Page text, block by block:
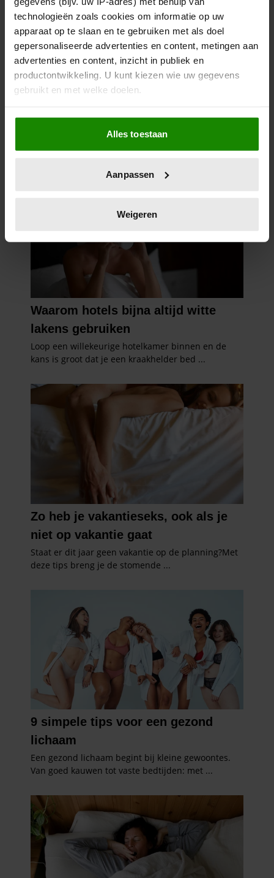
technologieën zoals cookies om informatie op uw
apparaat op te slaan en te gebruiken met als doel
gepersonaliseerde advertenties en content, metingen aan
advertenties en content, inzicht in publiek en
productontwikkeling. U kunt kiezen wie uw gegevens
gebruikt en met welke doelen.
Als u het toestaat, willen we ook graag:
Informatie verzamelen over uw geografische
locatie, die tot een paar meter nauwkeurig kan zijn
scannen op specifieke eigenschappen (fingerprinting)
verwerkt en stel uw voorkeuren in het
intrekken in de Cookieverklaring.
We gebruiken cookies om content en advertenties te
personaliseren, om functies voor social media te bieden
en om ons websiteverkeer te analyseren. Ook delen we
informatie over uw gebruik van onze site met onze
partners voor social media, adverteren en analyse. Deze
partners kunnen deze gegevens combineren met andere
informatie die u aan ze heeft verstrekt of die ze hebben
gaat akkoord met onze cookies als u onze website blijft
gebruiken.
Alles toestaan
Aanpassen
Weigeren